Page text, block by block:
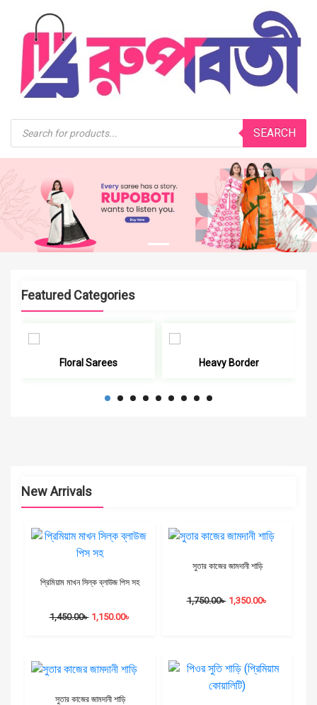
Products
search
SEARCH
Featured Categories
Floral Sarees Heavy Border
New Arrivals
প্রিমিয়াম মাখন সিল্ক ব্লাউজ পিস সহ
1,450.00৳ 1,150.00৳
সুতার কাজের জামদানী শাড়ি
1,750.00৳ 1,350.00৳
সুতার কাজের জামদানী শাড়ি